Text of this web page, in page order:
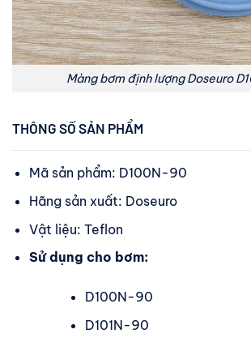
Màng bơm định lượng Doseuro
THÔNG SỐ SẢN PHẨM
Mã sản phẩm: D100N-90
Hãng sản xuất: Doseuro
Vật liệu: Teflon
Sử dụng cho bơm:
D100N-90
D101N-90